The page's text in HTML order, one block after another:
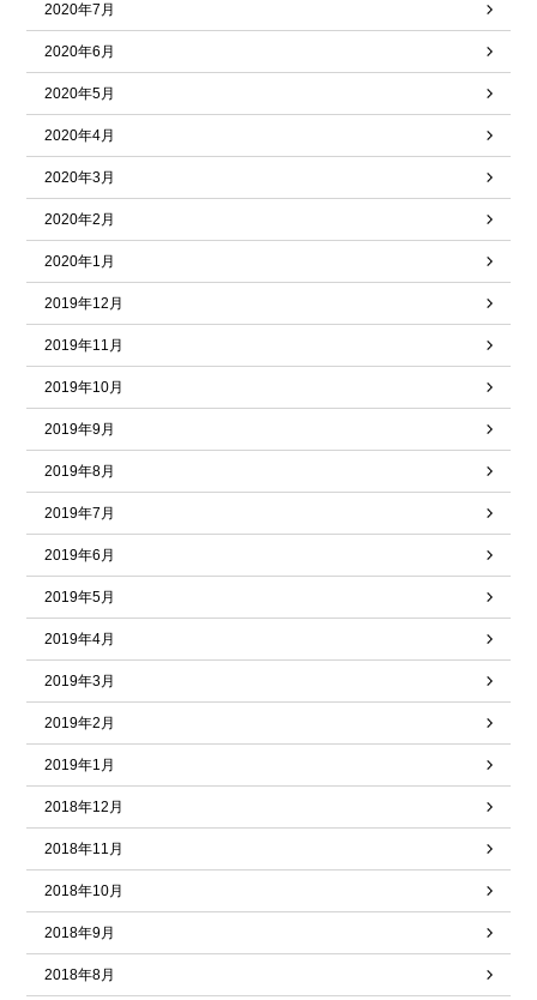
2020年7月
2020年6月
2020年5月
2020年4月
2020年3月
2020年2月
2020年1月
2019年12月
2019年11月
2019年10月
2019年9月
2019年8月
2019年7月
2019年6月
2019年5月
2019年4月
2019年3月
2019年2月
2019年1月
2018年12月
2018年11月
2018年10月
2018年9月
2018年8月